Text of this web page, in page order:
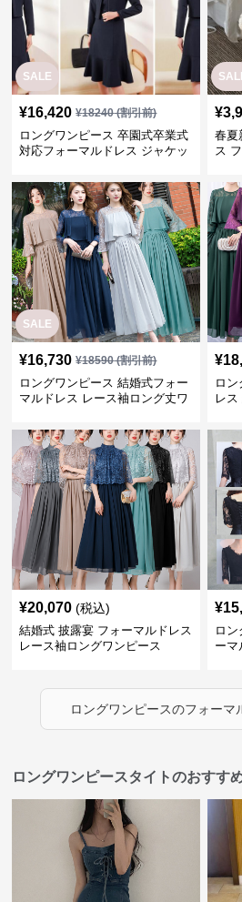
SALE
¥16,420 ¥18240(割引前)
ロングワンピース 卒園式卒業式
対応フォーマルドレス ジャケッ
¥
春夏
ス
SALE
¥16,730 ¥18590(割引前)
ロングワンピース 結婚式フォー
マルドレス レース袖ロング丈ワ
¥
ロ
レ
¥20,070 (税込)
結婚式 披露宴 フォーマルドレス
レース袖ロングワンピース
¥
ロ
ーマ
ロングワンピースのフォーマ
ロングワンピースタイトのおすす